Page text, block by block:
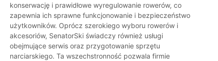
konserwację i prawidłowe wyregulowanie rowerów, co
zapewnia ich sprawne funkcjonowanie i bezpieczeństwo
użytkowników. Oprócz szerokiego wyboru rowerów i
akcesoriów, SenatorSki świadczy również usługi
obejmujące serwis oraz przygotowanie sprzętu
narciarskiego. Ta wszechstronność pozwala firmie